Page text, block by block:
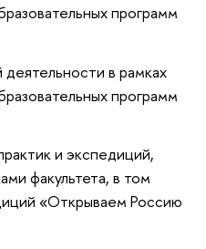
программ
в рамках
программ
и экспедиций,
факультета, в том
«Открываем Россию